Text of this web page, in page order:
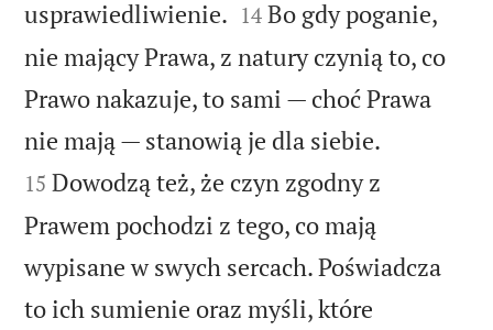
usprawiedliwienie. 

14 Bo gdy poganie,
nie mający Prawa, z natury czynią to, co
Prawo nakazuje, to sami — choć Prawa
nie mają — stanowią je dla siebie.
15 Dowodzą też, że czyn zgodny z
Prawem pochodzi z tego, co mają
wypisane w swych sercach. Poświadcza
to ich sumienie oraz myśli, które